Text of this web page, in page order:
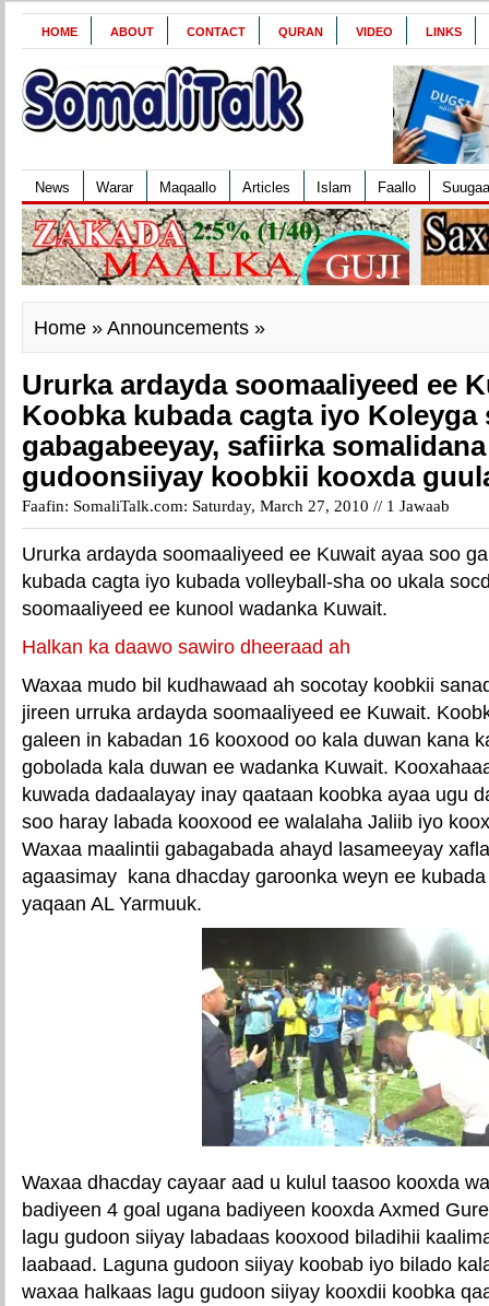
HOME ABOUT CONTACT QURAN VIDEO LINKS
News Warar Maqaallo Articles Islam Faallo
Home »Announcements »
Ururka ardayda soomaaliyeed ee
Koobka kubada cagta iyo Koleyga
gabagabeeyay, safiirka
gudoonsiiyay koobkii kooxda
Faafin: SomaliTalk.com: Saturday, March 27, 2010 // 1 Jawaab
Ururka ardayda soomaaliyeed ee Kuwait ayaa soo
kubada cagta iyo kubada volleyball-sha oo ukala
soomaaliyeed ee kunool wadanka Kuwait.
Halkan ka daawo sawiro dheeraad ah
Waxaa mudo bil kudhawaad ah socotay koobkii
jireen urruka ardayda soomaaliyeed ee Kuwait.
galeen in kabadan 16 kooxood oo kala duwan kana
gobolada kala duwan ee wadanka Kuwait.
kuwada dadaalayay inay qaataan koobka ayaa ugu
soo haray labada kooxood ee walalaha Jaliib iyo
Waxaa maalintii gabagabada ahayd lasameeyay
agaasimay kana dhacday garoonka weyn ee
yaqaan AL Yarmuuk.
Waxaa dhacday cayaar aad u kulul taasoo kooxda
badiyeen 4 goal ugana badiyeen kooxda Axmed
lagu gudoon siiyay labadaas kooxood biladihii
laabaad. Laguna gudoon siiyay koobab iyo bilado
waxaa halkaas lagu gudoon siiyay kooxdii koobka